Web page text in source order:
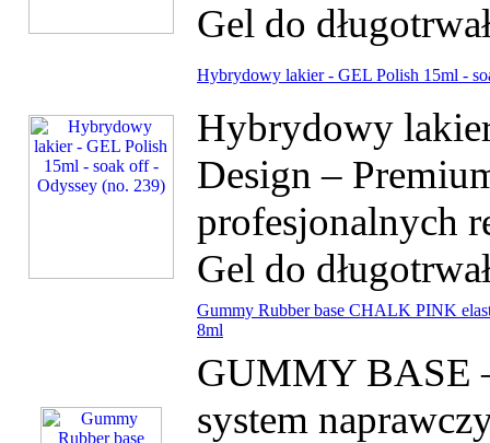
Gel do
Hybrydowy lakier - GEL Polish 15ml -
Hybrydowy
Design –
profesjonalnych
Gel do
Gummy Rubber base CHALK PINK
8ml
GUMMY BASE
system